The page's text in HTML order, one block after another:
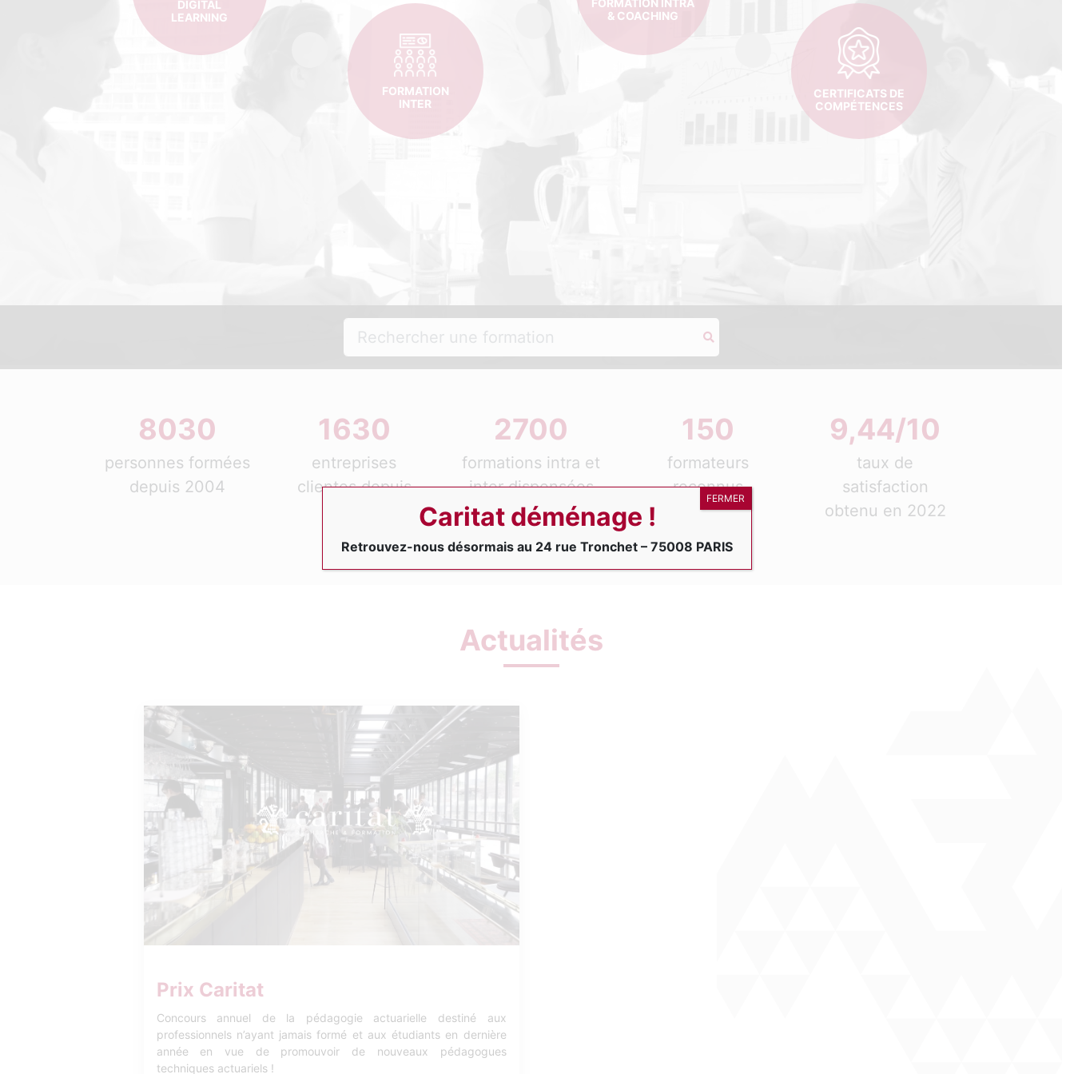
DIGITAL
LEARNING
FORMATION
INTER
FORMATION INTRA
& COACHING
CERTIFICATS DE
COMPÉTENCES
8030
personnes formées
depuis 2004
1630
entreprises
clientes depuis
2700
formations intra et
inter dispensées
depuis 2004
150
formateurs
reconnus
dans leur
9,44/10
taux de
satisfaction
obtenu en 2022
Actualités
Prix Caritat
Concours annuel de la pédagogie actuarielle destiné aux
professionnels n’ayant jamais formé et aux étudiants en dernière
année en vue de promouvoir de nouveaux pédagogues
techniques actuariels !
Caritat déménage !
Retrouvez-nous désormais au 24 rue Tronchet – 75008 PARIS
FERMER